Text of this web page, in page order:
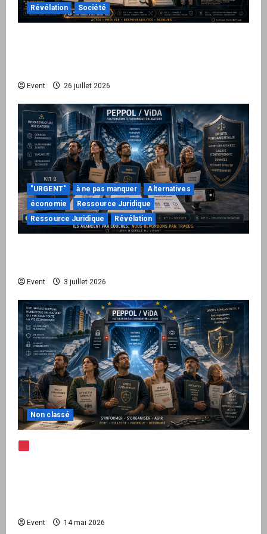
Révélation
Société
Event 26 juillet 2026
"URGENT" à ne pas manquer
Alternatives
économie
Ressource Juridique
Ressource Juridique
Révélation
Event 3 juillet 2026
Non classé
Event 14 mai 2026